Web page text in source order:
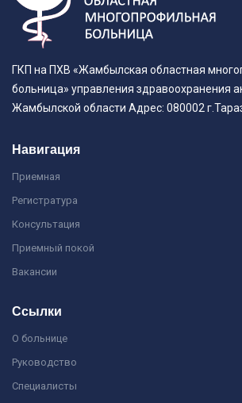
ГКП на ПХВ «Жамбылская областная
больница» управления здравоохранения
Жамбылской области Адрес: 080002
Навигация
Приемная
Регистратура
Консультация
Приемный покой
Вакансии
Ссылки
О больнице
Руководство
Специалисты